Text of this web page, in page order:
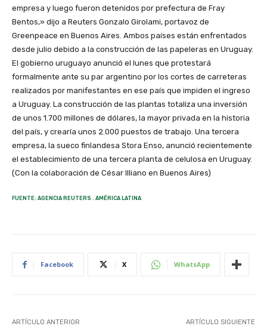
empresa y luego fueron detenidos por prefectura de Fray
Bentos,» dijo a Reuters Gonzalo Girolami, portavoz de
Greenpeace en Buenos Aires. Ambos países están enfrentados
desde julio debido a la construcción de las papeleras en Uruguay.
El gobierno uruguayo anunció el lunes que protestará
formalmente ante su par argentino por los cortes de carreteras
realizados por manifestantes en ese país que impiden el ingreso
a Uruguay. La construcción de las plantas totaliza una inversión
de unos 1.700 millones de dólares, la mayor privada en la historia
del país, y crearía unos 2.000 puestos de trabajo. Una tercera
empresa, la sueco finlandesa Stora Enso, anunció recientemente
el establecimiento de una tercera planta de celulosa en Uruguay.
(Con la colaboración de César Illiano en Buenos Aires)
FUENTE: AGENCIA REUTERS . AMÉRICA LATINA
Facebook X WhatsApp
ARTÍCULO ANTERIOR ARTÍCULO SIGUIENTE